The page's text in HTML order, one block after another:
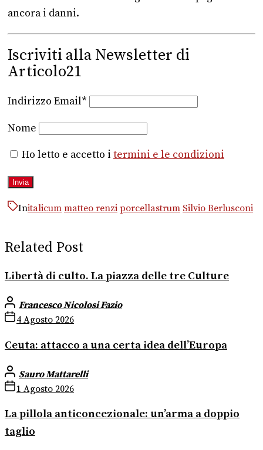
ancora i danni.
Iscriviti alla Newsletter di
Articolo21
Indirizzo Email*
Nome
Ho letto e accetto i termini e le condizioni
Initalicum matteo renzi porcellastrum Silvio Berlusconi
Related Post
Libertà di culto. La piazza delle tre Culture
Francesco Nicolosi Fazio
4 Agosto 2026
Ceuta: attacco a una certa idea dell’Europa
Sauro Mattarelli
1 Agosto 2026
La pillola anticoncezionale: un’arma a doppio
taglio